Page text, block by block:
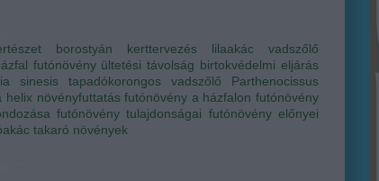
borostyán kerttervezés lilaakác
vadszőlő
futónövény ültetési távolság birtokvédelmi eljárás
sinesis tapadókorongos vadszőlő
Parthenocissus
helix növényfuttatás futónövény a házfalon futónövény
futónövény tulajdonságai futónövény előnyei
takaró növények